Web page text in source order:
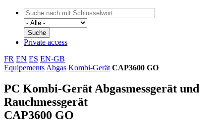
Private access
FR EN ES EN-GB
Equipements Abgas Kombi-Gerät CAP3600 GO
PC Kombi-Gerät Abgasmessgerät und
Rauchmessgerät
CAP3600 GO